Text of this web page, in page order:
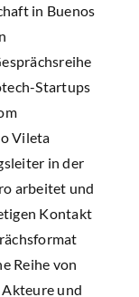
in Buenos
Startups
Vileta
in der
arbeitet und
Kontakt
Reihe von
und